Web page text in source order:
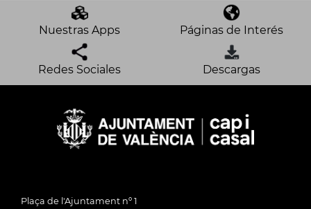
Nuestras Apps Páginas de Interés
Redes Sociales Descargas
Plaça de l'Ajuntament nº 1